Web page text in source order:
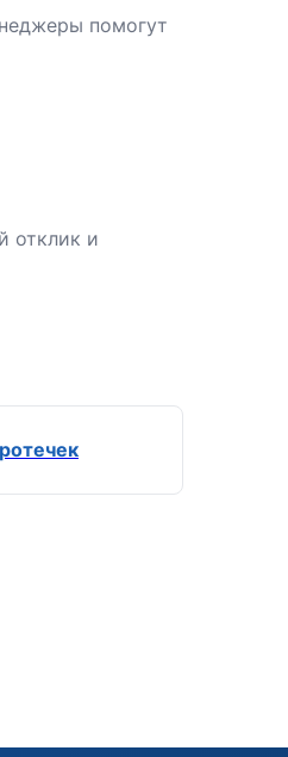
помогут
отклик и